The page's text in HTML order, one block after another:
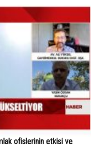
ofislerinin etkisi ve